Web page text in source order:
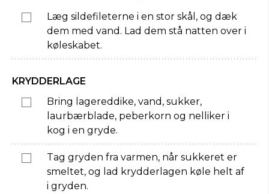
Læg sildefileterne i en stor skål, og dæk
dem med vand. Lad dem stå natten over i
køleskabet.
KRYDDERLAGE
Bring lagereddike, vand, sukker,
laurbærblade, peberkorn og nelliker i
kog i en gryde.
Tag gryden fra varmen, når sukkeret er
smeltet, og lad krydderlagen køle helt af
i gryden.